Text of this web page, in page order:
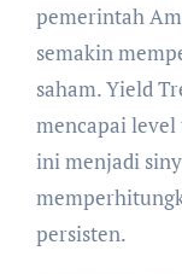
pemerintah
semakin
saham. Yield
mencapai level
ini menjadi
persisten.